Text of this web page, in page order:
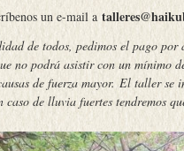
un e-mail a
de todos, pedimos el pago
no podrá asistir con un mínimo
de fuerza mayor. El taller
caso de lluvia fuertes tendremos